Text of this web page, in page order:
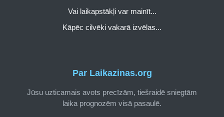
Par Laikazinas.org
Jūsu uzticamais avots precīzām, tiešraidē sniegtām
laika prognozēm visā pasaulē.
Vai laikapstākļi var mainīt...
Kāpēc cilvēki vakarā izvēlas...